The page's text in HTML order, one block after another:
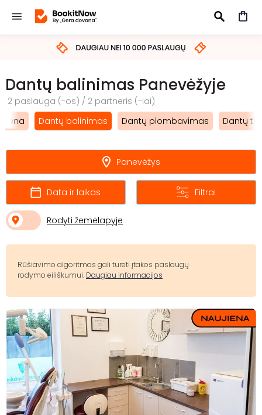
IEŠKOTI
Dantų balinimas Panevėžyje
2 paslauga (-os) / 2 partneris (-iai)
Dantų balinimas Dantų plombavimas Dantų
Panevėžys
Data ir laikas Filtrai
Rodyti žemėlapyje
Rūšiavimo algoritmas gali turėti įtakos paslaugų
rodymo eiliškumui. Daugiau informacijos